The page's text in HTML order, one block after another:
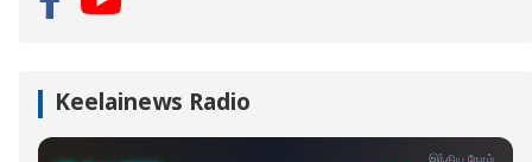
Keelainews Radio